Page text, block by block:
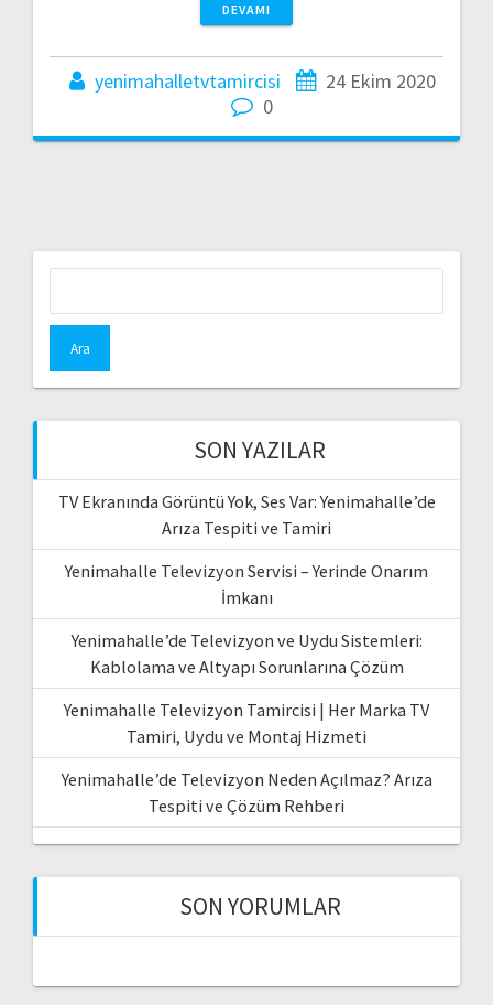
DEVAMI
yenimahalletvtamircisi
24 Ekim 2020
0
SON YAZILAR
TV Ekranında Görüntü Yok, Ses Var: Yenimahalle’de
Arıza Tespiti ve Tamiri
Yenimahalle Televizyon Servisi – Yerinde Onarım
İmkanı
Yenimahalle’de Televizyon ve Uydu Sistemleri:
Kablolama ve Altyapı Sorunlarına Çözüm
Yenimahalle Televizyon Tamircisi | Her Marka TV
Tamiri, Uydu ve Montaj Hizmeti
Yenimahalle’de Televizyon Neden Açılmaz? Arıza
Tespiti ve Çözüm Rehberi
SON YORUMLAR